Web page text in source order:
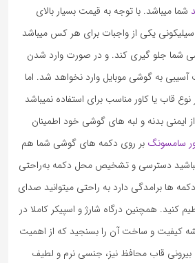
شما میباشد. با توجه به قیمت بسیار بالای
یکی از واجبات برای هر کس میباشد
شما جلو گیری کند. و در صورت وارد شدن
به گوشی موبایل وارد نخواهد شد. اما
قاب یا کاور مناسب برای استفاده نمیباشد
از ایمنی بدنه و لبه های گوشی خود اطمینان
سامسونگ بر روی دکمه های گوشی شما هم
دسترسی و تشخیص محل دکمه به‌راحتی
ها برامدگی دارد به راحتی میتوانید صدای
کنید. همچنین درگاه شارژ و اسپیکر کاملا در
کیفیت و ساخت آن را بسنجید که از اهمیت
بیرونی قاب محافظ نیز، جنسی نرم و لطیف